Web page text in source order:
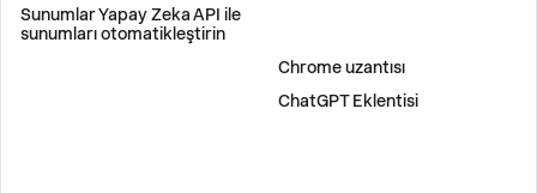
Sunumlar Yapay Zeka API ile
sunumları otomatikleştirin
Chrome uzantısı
ChatGPT Eklentisi